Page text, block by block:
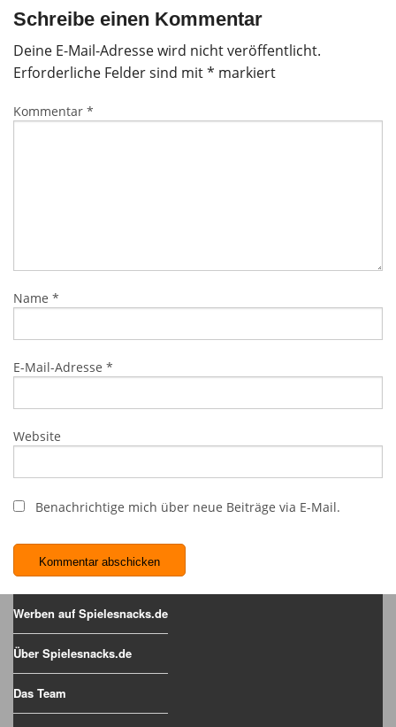
Schreibe einen Kommentar
Deine E-Mail-Adresse wird nicht veröffentlicht.
Erforderliche Felder sind mit* markiert
Kommentar *
Name *
E-Mail-Adresse *
Website
Benachrichtige mich über neue Beiträge via E-Mail.
Werben auf Spielesnacks.de
Über Spielesnacks.de
Das Team